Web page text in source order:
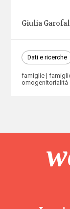
Giulia
Dati e ricerche
famiglie
omogenitorialità